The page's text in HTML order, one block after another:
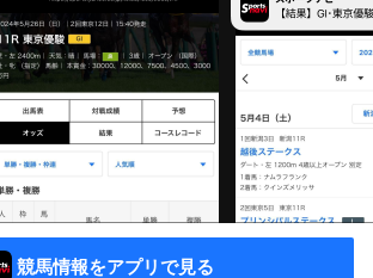
競馬情報をアプリで見る